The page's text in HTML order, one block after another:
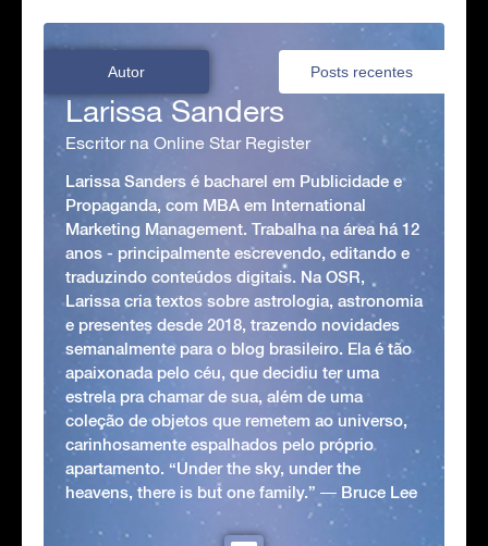
Autor Posts recentes
Larissa Sanders
Escritor na Online Star Register
Larissa Sanders é bacharel em Publicidade e
Propaganda, com MBA em International
Marketing Management. Trabalha na área há 12
anos - principalmente escrevendo, editando e
traduzindo conteúdos digitais. Na OSR,
Larissa cria textos sobre astrologia, astronomia
e presentes desde 2018, trazendo novidades
semanalmente para o blog brasileiro. Ela é tão
apaixonada pelo céu, que decidiu ter uma
estrela pra chamar de sua, além de uma
coleção de objetos que remetem ao universo,
carinhosamente espalhados pelo próprio
apartamento. “Under the sky, under the
heavens, there is but one family.” ― Bruce Lee